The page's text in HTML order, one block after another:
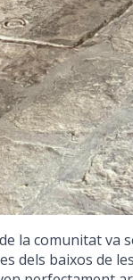
la comunitat va
dels baixos de